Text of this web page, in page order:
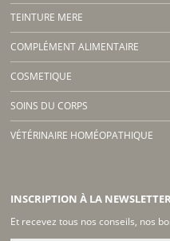
TEINTURE MERE
COMPLÉMENT ALIMENTAIRE
COSMETIQUE
SOINS DU CORPS
VÉTÉRINAIRE HOMÉOPATHIQUE
INSCRIPTION À LA
Et recevez tous nos conseils, nos